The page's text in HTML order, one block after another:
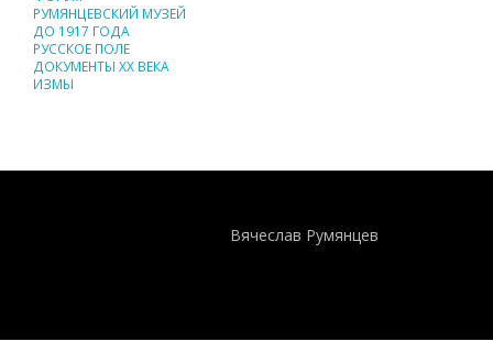
РУМЯНЦЕВСКИЙ МУЗЕЙ
ДО 1917 ГОДА
РУССКОЕ ПОЛЕ
ДОКУМЕНТЫ XX ВЕКА
ИЗМЫ
Вячеслав Румянцев